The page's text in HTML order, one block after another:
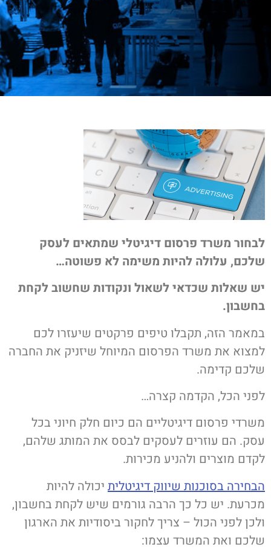
לבחור משרד פרסום דיגיטלי שמתאים לעסק
שלכם, עלולה להיות משימה לא פשוטה…
יש שאלות שכדאי לשאול ונקודות שחשוב לקחת
בחשבון.
במאמר הזה, תקבלו טיפים פרקטים שיעזרו לכם
למצוא את משרד הפרסום המיוחל שיזניק את החברה
שלכם קדימה.
לפני הכל, הקדמה קצרה…
משרדי פרסום דיגיטליים הם כיום חלק חיוני בכל
עסק. הם עוזרים לעסקים לבסס את המותג שלהם,
לקדם מוצרים ולהניע מכירות.
הבחירה בסוכנות שיווק דיגיטלית יכולה להיות
מכרעת. יש כל כך הרבה גורמים שיש לקחת בחשבון,
ולכן לפני הכול – צריך לחקור ביסודיות את הארגון
שלכם ואת המשרד עצמו: